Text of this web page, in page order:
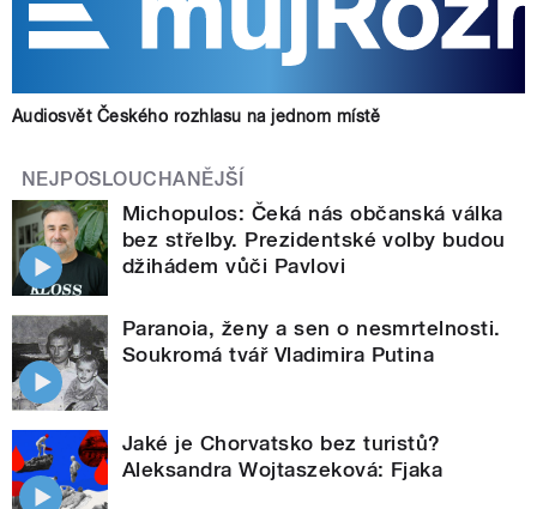
Audiosvět Českého rozhlasu na jednom místě
NEJPOSLOUCHANĚJŠÍ
Michopulos: Čeká nás občanská válka
bez střelby. Prezidentské volby budou
džihádem vůči Pavlovi
Paranoia, ženy a sen o nesmrtelnosti.
Soukromá tvář Vladimira Putina
Jaké je Chorvatsko bez turistů?
Aleksandra Wojtaszeková: Fjaka